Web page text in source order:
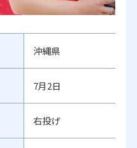
沖縄県
7月2日
右投げ